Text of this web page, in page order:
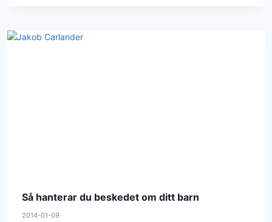
Så hanterar du beskedet om ditt barn
2014-01-09